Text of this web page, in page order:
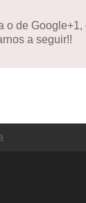
de
a seguir!!